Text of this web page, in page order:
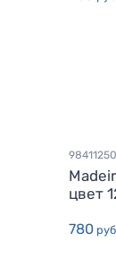
98411250
цвет
780 руб